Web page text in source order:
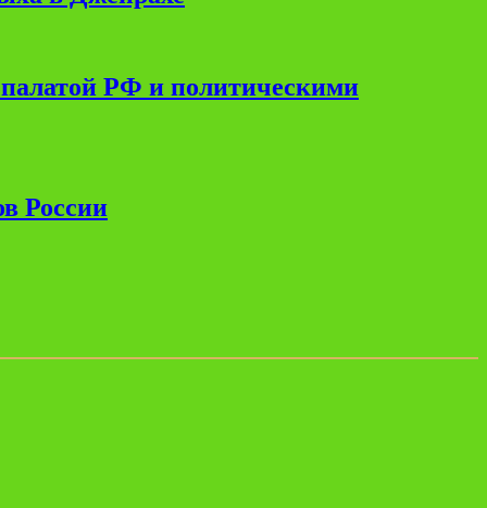
РФ и политическими
России